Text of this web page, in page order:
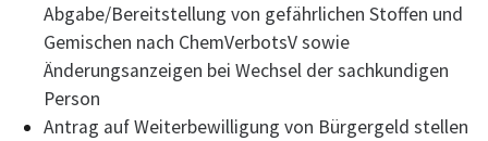
Abgabe/Bereitstellung von gefährlichen Stoffen und
Gemischen nach ChemVerbotsV sowie
Änderungsanzeigen bei Wechsel der sachkundigen
Person
Antrag auf Weiterbewilligung von Bürgergeld stellen